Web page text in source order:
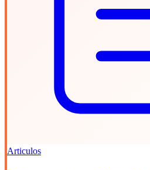
Articulos